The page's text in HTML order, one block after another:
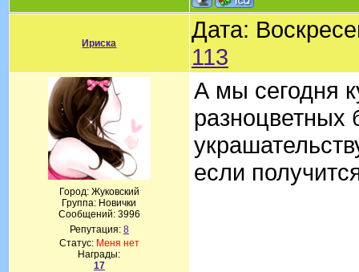
Ириска
Дата:
113
Город: Жуковский
Группа: Новички
Сообщений: 3996
Репутация: 8
Статус: Меня нет
Награды:
17
А мы сегодня
если